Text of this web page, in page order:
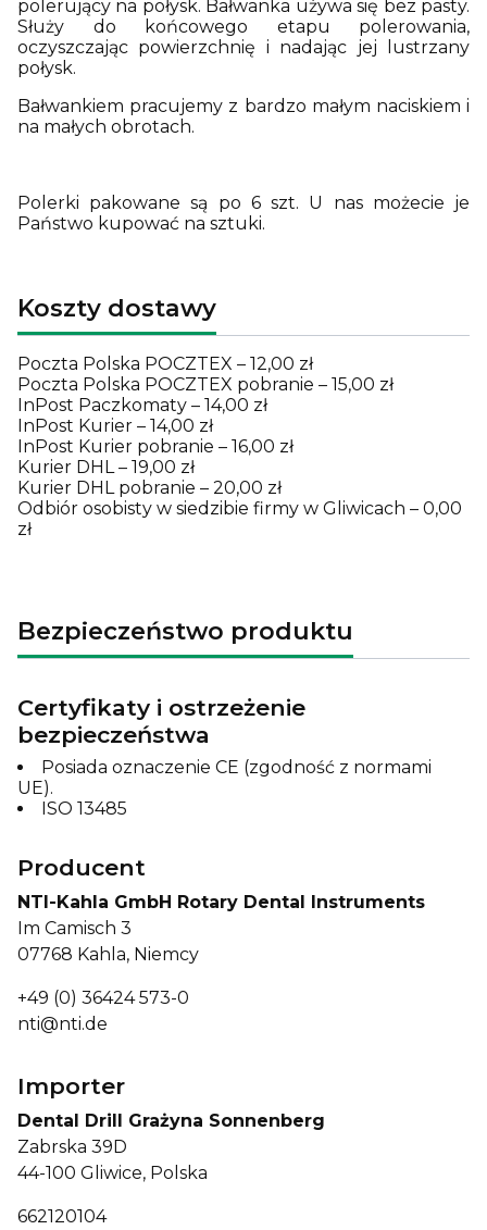
polerujący na połysk. Bałwanka używa się bez pasty.
Służy do końcowego etapu polerowania,
oczyszczając powierzchnię i nadając jej lustrzany
połysk.
Bałwankiem pracujemy z bardzo małym naciskiem i
na małych obrotach.
Polerki pakowane są po 6 szt. U nas możecie je
Państwo kupować na sztuki.
Koszty dostawy
Poczta Polska POCZTEX – 12,00 zł
Poczta Polska POCZTEX pobranie – 15,00 zł
InPost Paczkomaty – 14,00 zł
InPost Kurier – 14,00 zł
InPost Kurier pobranie – 16,00 zł
Kurier DHL – 19,00 zł
Kurier DHL pobranie – 20,00 zł
Odbiór osobisty w siedzibie firmy w Gliwicach – 0,00
zł
Bezpieczeństwo produktu
Certyfikaty i ostrzeżenie
bezpieczeństwa
Posiada oznaczenie CE (zgodność z normami
UE).
ISO 13485
Producent
NTI-Kahla GmbH Rotary Dental Instruments
Im Camisch 3
07768 Kahla, Niemcy
+49 (0) 36424 573-0
nti@nti.de
Importer
Dental Drill Grażyna Sonnenberg
Zabrska 39D
44-100 Gliwice, Polska
662120104